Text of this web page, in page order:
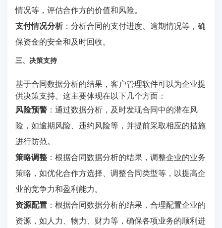
情况等，评估合作方的价值和风险。
支付情况分析：分析合同的支付进度、逾期情况等，确
保资金的安全和及时回收。
三、决策支持
基于合同数据分析的结果，客户管理软件可以为企业提
供决策支持。这主要体现在以下几个方面：
风险预警 ：通过数据分析，及时发现合同中的潜在风
险，如逾期风险、违约风险等，并提前采取相应的措施
进行防范。
策略调整 ：根据合同数据分析的结果，调整企业的业务
策略，如优化合作方选择、调整合同类型等，以提高企
业的竞争力和盈利能力。
资源配置 ：根据合同数据分析的结果，合理配置企业的
资源，如人力、物力、财力等，确保各项业务的顺利进